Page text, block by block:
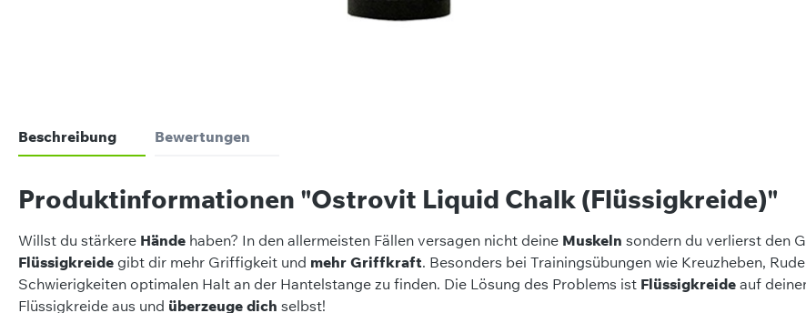
Beschreibung Bewertungen
Produktinformationen "Ostrovit Liquid Chalk (Flüssigkreide)"
Willst du stärkere Hände haben? In den allermeisten Fällen versagen nicht deine Muskeln sondern du verlierst den
Flüssigkreide gibt dir mehr Griffigkeit und mehr Griffkraft. Besonders bei Trainingsübungen wie Kreuzheben,
Schwierigkeiten optimalen Halt an der Hantelstange zu finden. Die Lösung des Problems ist Flüssigkreide auf
Flüssigkreide aus und überzeuge dich selbst!